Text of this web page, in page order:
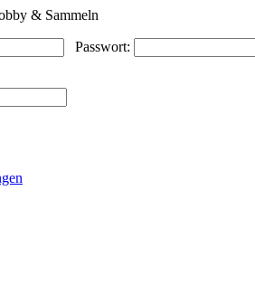
& Sammeln
Passwort: